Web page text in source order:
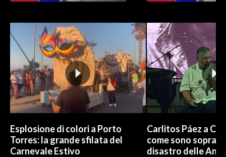
Esplosione di colori a Porto
Torres: la grande sfilata del
Carnevale Estivo
Carlitos Páez a
come sono
disastro delle